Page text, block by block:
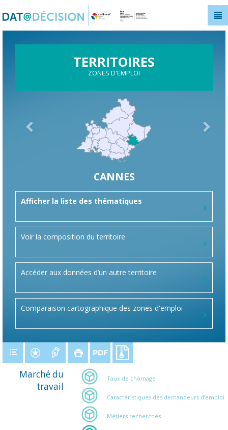
TERRITOIRES
ZONES D'EMPLOI
CANNES
Afficher la liste des thématiques
Voir la composition du territoire
Accéder aux données d’un autre territoire
Comparaison cartographique des zones d'emploi
Marché du
travail
Taux de chômage
Caractéristiques des demandeurs d’emploi
Métiers recherchés
Panneau de gestion des cookies